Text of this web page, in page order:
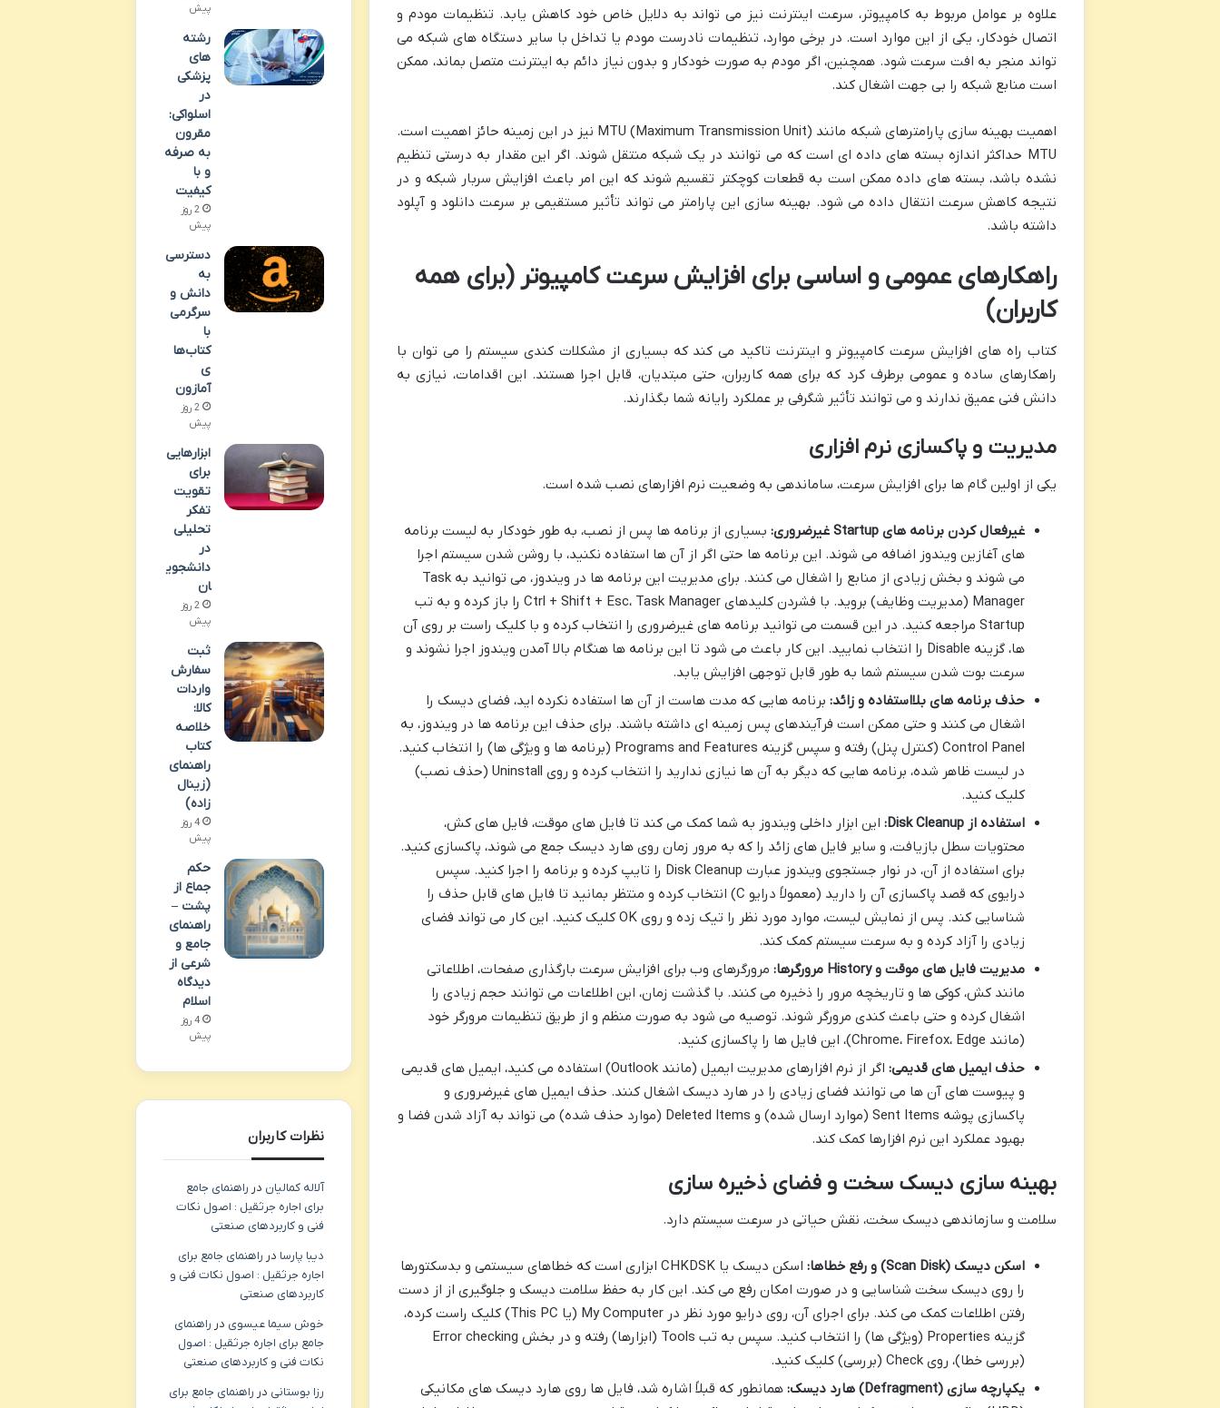
علاوه بر عوامل مربوط به کامپیوتر، سرعت اینترنت نیز می تواند به دلایل خاص خود کاهش یابد. تنظیمات مودم و
اتصال خودکار، یکی از این موارد است. در برخی موارد، تنظیمات نادرست مودم یا تداخل با سایر دستگاه های شبکه می
تواند منجر به افت سرعت شود. همچنین، اگر مودم به صورت خودکار و بدون نیاز دائم به اینترنت متصل بماند، ممکن
است منابع شبکه را بی جهت اشغال کند.
اهمیت بهینه سازی پارامترهای شبکه مانند MTU (Maximum Transmission Unit) نیز در این زمینه حائز اهمیت است.
MTU حداکثر اندازه بسته های داده ای است که می توانند در یک شبکه منتقل شوند. اگر این مقدار به درستی تنظیم
نشده باشد، بسته های داده ممکن است به قطعات کوچکتر تقسیم شوند که این امر باعث افزایش سربار شبکه و در
نتیجه کاهش سرعت انتقال داده می شود. بهینه سازی این پارامتر می تواند تأثیر مستقیمی بر سرعت دانلود و آپلود
داشته باشد.
راهکارهای عمومی و اساسی برای افزایش سرعت کامپیوتر (برای همه
کاربران)
کتاب راه های افزایش سرعت کامپیوتر و اینترنت تاکید می کند که بسیاری از مشکلات کندی سیستم را می توان با
راهکارهای ساده و عمومی برطرف کرد که برای همه کاربران، حتی مبتدیان، قابل اجرا هستند. این اقدامات، نیازی به
دانش فنی عمیق ندارند و می توانند تأثیر شگرفی بر عملکرد رایانه شما بگذارند.
مدیریت و پاکسازی نرم افزاری
یکی از اولین گام ها برای افزایش سرعت، ساماندهی به وضعیت نرم افزارهای نصب شده است.
غیرفعال کردن برنامه های Startup غیرضروری:
بسیاری از برنامه ها پس از نصب، به طور خودکار به لیست برنامه
های آغازین ویندوز اضافه می شوند. این برنامه ها حتی اگر از آن ها استفاده نکنید، با روشن شدن سیستم اجرا
می شوند و بخش زیادی از منابع را اشغال می کنند. برای مدیریت این برنامه ها در ویندوز، می توانید به Task
Manager (مدیریت وظایف) بروید. با فشردن کلیدهای Ctrl + Shift + Esc، Task Manager را باز کرده و به تب
Startup مراجعه کنید. در این قسمت می توانید برنامه های غیرضروری را انتخاب کرده و با کلیک راست بر روی آن
ها، گزینه Disable را انتخاب نمایید. این کار باعث می شود تا این برنامه ها هنگام بالا آمدن ویندوز اجرا نشوند و
سرعت بوت شدن سیستم شما به طور قابل توجهی افزایش یابد.
حذف برنامه های بلااستفاده و زائد: برنامه هایی که مدت هاست از آن ها استفاده نکرده اید، فضای دیسک را
اشغال می کنند و حتی ممکن است فرآیندهای پس زمینه ای داشته باشند. برای حذف این برنامه ها در ویندوز، به
Control Panel (کنترل پنل) رفته و سپس گزینه Programs and Features (برنامه ها و ویژگی ها) را انتخاب کنید.
در لیست ظاهر شده، برنامه هایی که دیگر به آن ها نیازی ندارید را انتخاب کرده و روی Uninstall (حذف نصب)
کلیک کنید.
استفاده از Disk Cleanup:
این ابزار داخلی ویندوز به شما کمک می کند تا فایل های موقت، فایل های کش،
محتویات سطل بازیافت، و سایر فایل های زائد را که به مرور زمان روی هارد دیسک جمع می شوند، پاکسازی کنید.
برای استفاده از آن، در نوار جستجوی ویندوز عبارت Disk Cleanup را تایپ کرده و برنامه را اجرا کنید. سپس
درایوی که قصد پاکسازی آن را دارید (معمولاً درایو C) انتخاب کرده و منتظر بمانید تا فایل های قابل حذف را
شناسایی کند. پس از نمایش لیست، موارد مورد نظر را تیک زده و روی OK کلیک کنید. این کار می تواند فضای
زیادی را آزاد کرده و به سرعت سیستم کمک کند.
مدیریت فایل های موقت و History مرورگرها:
مرورگرهای وب برای افزایش سرعت بارگذاری صفحات، اطلاعاتی
مانند کش، کوکی ها و تاریخچه مرور را ذخیره می کنند. با گذشت زمان، این اطلاعات می توانند حجم زیادی را
اشغال کرده و حتی باعث کندی مرورگر شوند. توصیه می شود به صورت منظم و از طریق تنظیمات مرورگر خود
(مانند Chrome، Firefox، Edge)، این فایل ها را پاکسازی کنید.
حذف ایمیل های قدیمی:
اگر از نرم افزارهای مدیریت ایمیل (مانند Outlook) استفاده می کنید، ایمیل های قدیمی
و پیوست های آن ها می توانند فضای زیادی را در هارد دیسک اشغال کنند. حذف ایمیل های غیرضروری و
پاکسازی پوشه Sent Items (موارد ارسال شده) و Deleted Items (موارد حذف شده) می تواند به آزاد شدن فضا و
بهبود عملکرد این نرم افزارها کمک کند.
بهینه سازی دیسک سخت و فضای ذخیره سازی
سلامت و سازماندهی دیسک سخت، نقش حیاتی در سرعت سیستم دارد.
اسکن دیسک (Scan Disk) و رفع خطاها:
اسکن دیسک یا CHKDSK ابزاری است که خطاهای سیستمی و بدسکتورها
را روی دیسک سخت شناسایی و در صورت امکان رفع می کند. این کار به حفظ سلامت دیسک و جلوگیری از از دست
رفتن اطلاعات کمک می کند. برای اجرای آن، روی درایو مورد نظر در My Computer (یا This PC) کلیک راست کرده،
گزینه Properties (ویژگی ها) را انتخاب کنید. سپس به تب Tools (ابزارها) رفته و در بخش Error checking
(بررسی خطا)، روی Check (بررسی) کلیک کنید.
یکپارچه سازی (Defragment) هارد دیسک:
همانطور که قبلاً اشاره شد، فایل ها روی هارد دیسک های مکانیکی
پیش
رشته
های
پزشکی
در
اسلواکی:
مقرون
به صرفه
و با
کیفیت
2 روز
پیش
دسترسی
به
دانش و
سرگرمی
با
کتاب‌ها
ی
آمازون
2 روز
پیش
ابزارهایی
برای
تقویت
تفکر
تحلیلی
در
دانشجوی
ان
2 روز
پیش
ثبت
سفارش
واردات
کالا:
خلاصه
کتاب
راهنمای
(زینال
زاده)
4 روز
پیش
حکم
جماع از
پشت –
راهنمای
جامع و
شرعی از
دیدگاه
اسلام
4 روز
پیش
نظرات کاربران
آلاله کمالیان در راهنمای جامع
برای اجاره جرثقیل : اصول نکات
فنی و کاربردهای صنعتی
دیبا پارسا در راهنمای جامع برای
اجاره جرثقیل : اصول نکات فنی و
کاربردهای صنعتی
خوش سیما عیسوی در راهنمای
جامع برای اجاره جرثقیل : اصول
نکات فنی و کاربردهای صنعتی
رزا بوستانی در راهنمای جامع برای